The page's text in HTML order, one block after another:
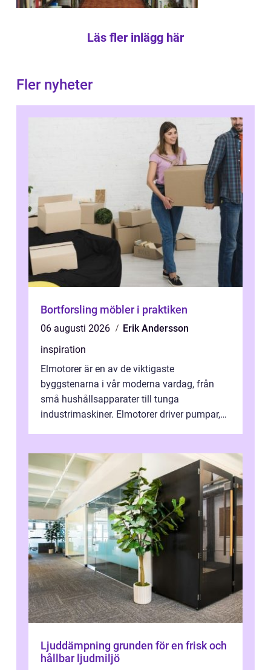
Läs fler inlägg här
Fler nyheter
Bortforsling möbler i praktiken
06 augusti 2026
Erik Andersson
inspiration
Elmotorer är en av de viktigaste
byggstenarna i vår moderna vardag, från
små hushållsapparater till tunga
industrimaskiner. Elmotorer driver pumpar,
Ljuddämpning grunden för en frisk och
hållbar ljudmiljö